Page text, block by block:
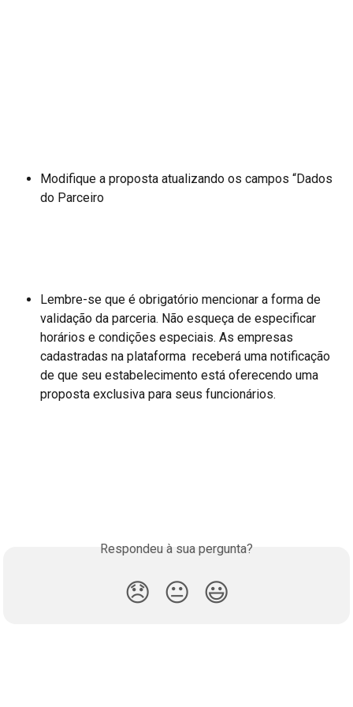
Modifique a proposta atualizando os campos “Dados
do Parceiro
Lembre-se que é obrigatório mencionar a forma de
validação da parceria. Não esqueça de especificar
horários e condições especiais. As empresas
cadastradas na plataforma  receberá uma notificação
de que seu estabelecimento está oferecendo uma
proposta exclusiva para seus funcionários.
Respondeu à sua pergunta?
😞 😐 😃